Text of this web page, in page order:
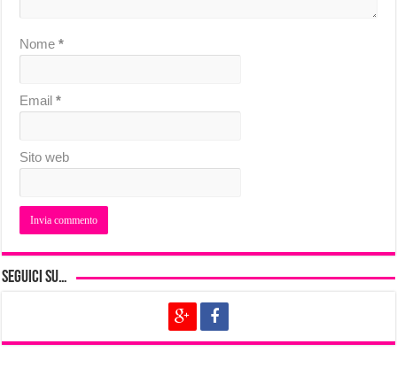
Nome*
Email*
Sito web
Seguici su…